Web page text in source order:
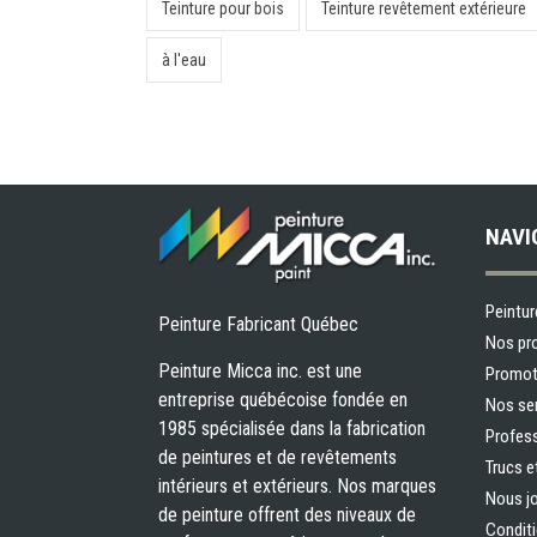
Teinture pour bois Teinture revêtement extérieure
à l'eau
Peinture Fabricant Québec
Peinture Micca inc. est une
entreprise québécoise fondée en
1985 spécialisée dans la fabrication
de peintures et de revêtements
intérieurs et extérieurs. Nos marques
de peinture offrent des niveaux de
Nos
Nos
Trucs
Nous